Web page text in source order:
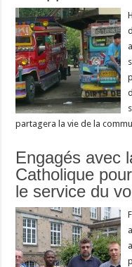
partagera la vie de la
Engagés avec
Catholique
le service du